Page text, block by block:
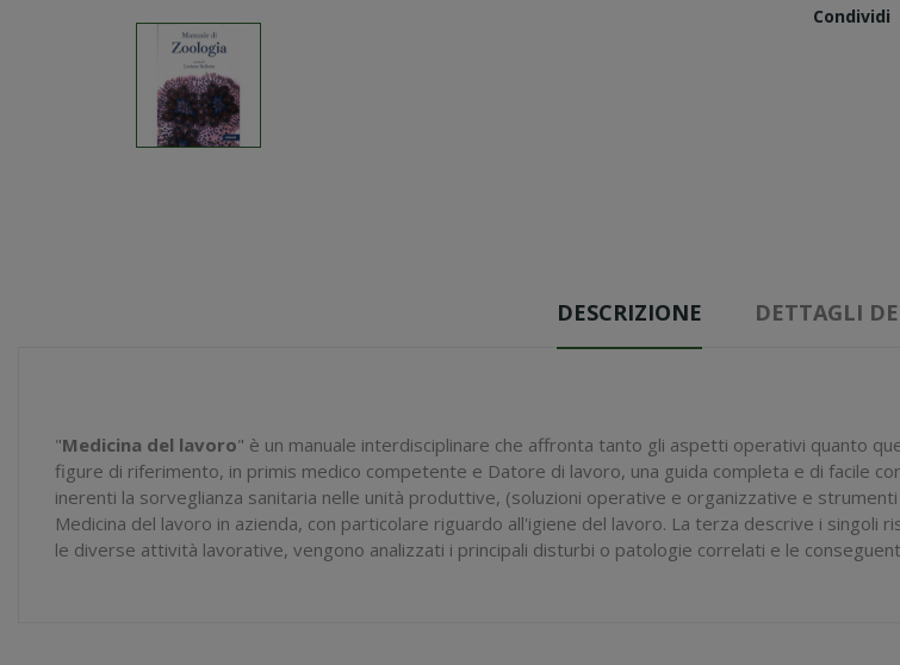
Condividi
DESCRIZIONE DETTAGLI
"Medicina del lavoro" è un manuale interdisciplinare che affronta tanto gli aspetti operativi quanto
figure di riferimento, in primis medico competente e Datore di lavoro, una guida completa e di facile
inerenti la sorveglianza sanitaria nelle unità produttive, (soluzioni operative e organizzative e
Medicina del lavoro in azienda, con particolare riguardo all'igiene del lavoro. La terza descrive i singoli
le diverse attività lavorative, vengono analizzati i principali disturbi o patologie correlati e le